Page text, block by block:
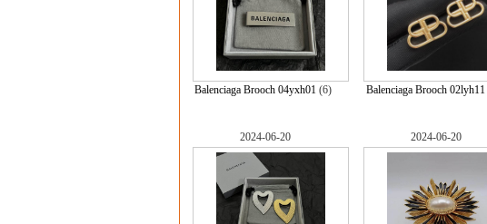
Balenciaga Brooch 04yxh01(6) Balenciaga Brooch 02lyh11
2024-06-20 2024-06-20